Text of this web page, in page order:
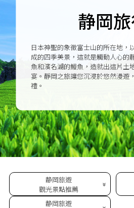
静岡
日本神聖的象徵富士山的所在地，
成的四季美景，這就是觸動人心的
魚和濱名湖的鰻魚，造就出這片土
宴。靜岡之旅讓您沉浸於悠然漫遊
禮。
静岡旅遊
觀光景點推薦
静岡旅遊